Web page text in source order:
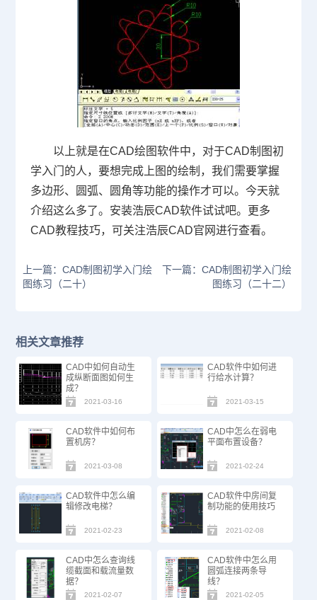
以上就是在CAD绘图软件中，对于CAD制图初
学入门的人，要想完成上图的绘制，我们需要掌握
多边形、圆弧、圆角等功能的操作才可以。今天就
介绍这么多了。安装浩辰CAD软件试试吧。更多
CAD教程技巧，可关注浩辰CAD官网进行查看。
上一篇：CAD制图初学入门绘
图练习（二十）
下一篇：CAD制图初学入门绘
图练习（二十二）
相关文章推荐
CAD中如何自动生
成纵断面图如何生
成？
2021-03-16
CAD软件中如何进
行给水计算？
2021-03-15
CAD软件中如何布
置机房？
2021-03-08
CAD中怎么在弱电
平面布置设备？
2021-02-24
CAD软件中怎么编
辑修改电梯？
2021-02-23
CAD软件中房间复
制功能的使用技巧
2021-02-08
CAD中怎么查询线
缆截面和载流量数
据？
2021-02-07
CAD软件中怎么用
圆弧连接两条导
线？
2021-02-05